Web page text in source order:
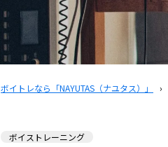
ボイトレなら「NAYUTAS（ナユタス）」 ›
ボイストレーニング